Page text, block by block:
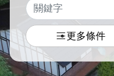
更多條件